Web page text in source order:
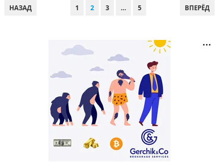
ПАГИНАЦИЯ
НАЗАД 1 2 3 … 5 ВПЕРЁД